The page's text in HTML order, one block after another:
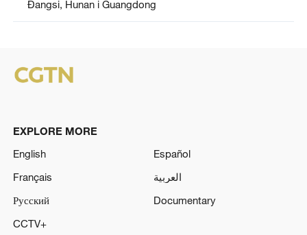
Đangsi, Hunan i Guangdong
EXPLORE MORE
English
Español
Français
العربية
Русский
Documentary
CCTV+